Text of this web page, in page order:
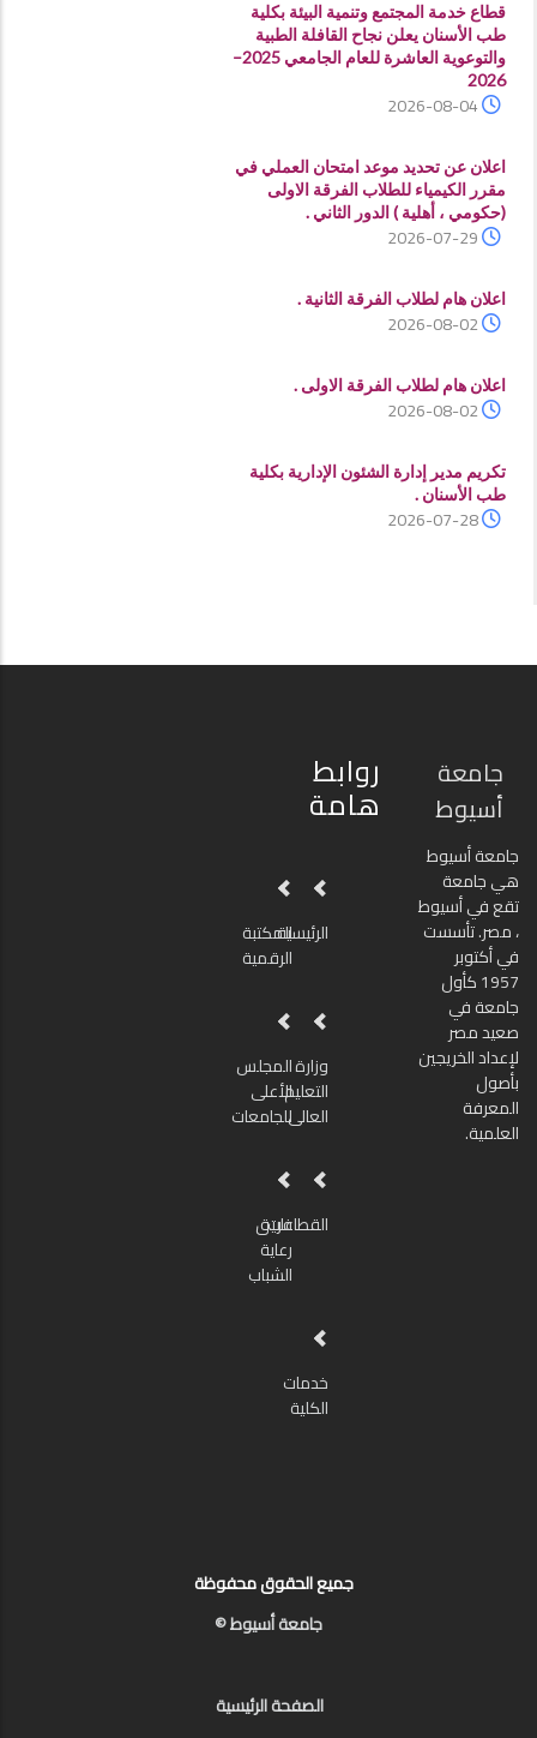
قطاع خدمة المجتمع وتنمية البيئة بكلية
طب الأسنان يعلن نجاح القافلة الطبية
والتوعوية العاشرة للعام الجامعي 2025–
2026
2026-08-04
اعلان عن تحديد موعد امتحان العملي في
مقرر الكيمياء للطلاب الفرقة الاولى
(حكومي ، أهلية ) الدور الثاني .
2026-07-29
اعلان هام لطلاب الفرقة الثانية .
2026-08-02
اعلان هام لطلاب الفرقة الاولى .
2026-08-02
تكريم مدير إدارة الشئون الإدارية بكلية
طب الأسنان .
2026-07-28
جامعة
أسيوط
جامعة أسيوط
هي جامعة
تقع في أسيوط
، مصر. تأسست
في أكتوبر
1957 كأول
جامعة في
صعيد مصر
لإعداد الخريجين
بأصول
المعرفة
العلمية.
روابط
هامة
الرئيسيةالمكتبة
الرقمية
وزارة
التعليم
العالى
المجلس
الأعلى
للجامعات
القطاعات
فريق
رعاية
الشباب
خدمات
الكلية
جميع الحقوق محفوظة
جامعة أسيوط ©
الصفحة الرئيسية